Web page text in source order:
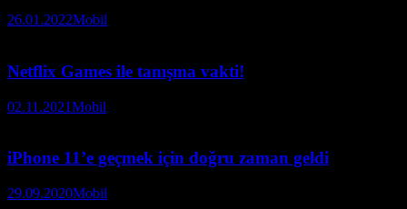
26.01.2022Mobil
Netflix Games ile tanışma vakti!
02.11.2021Mobil
iPhone 11’e geçmek için doğru zaman geldi
29.09.2020Mobil